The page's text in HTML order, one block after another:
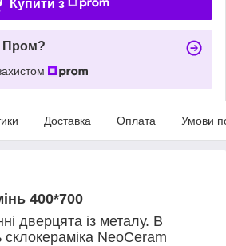
Купити з
Пром?
Доставка Оплата Умови
400*700
дверцята із металу. В
NeoCeram